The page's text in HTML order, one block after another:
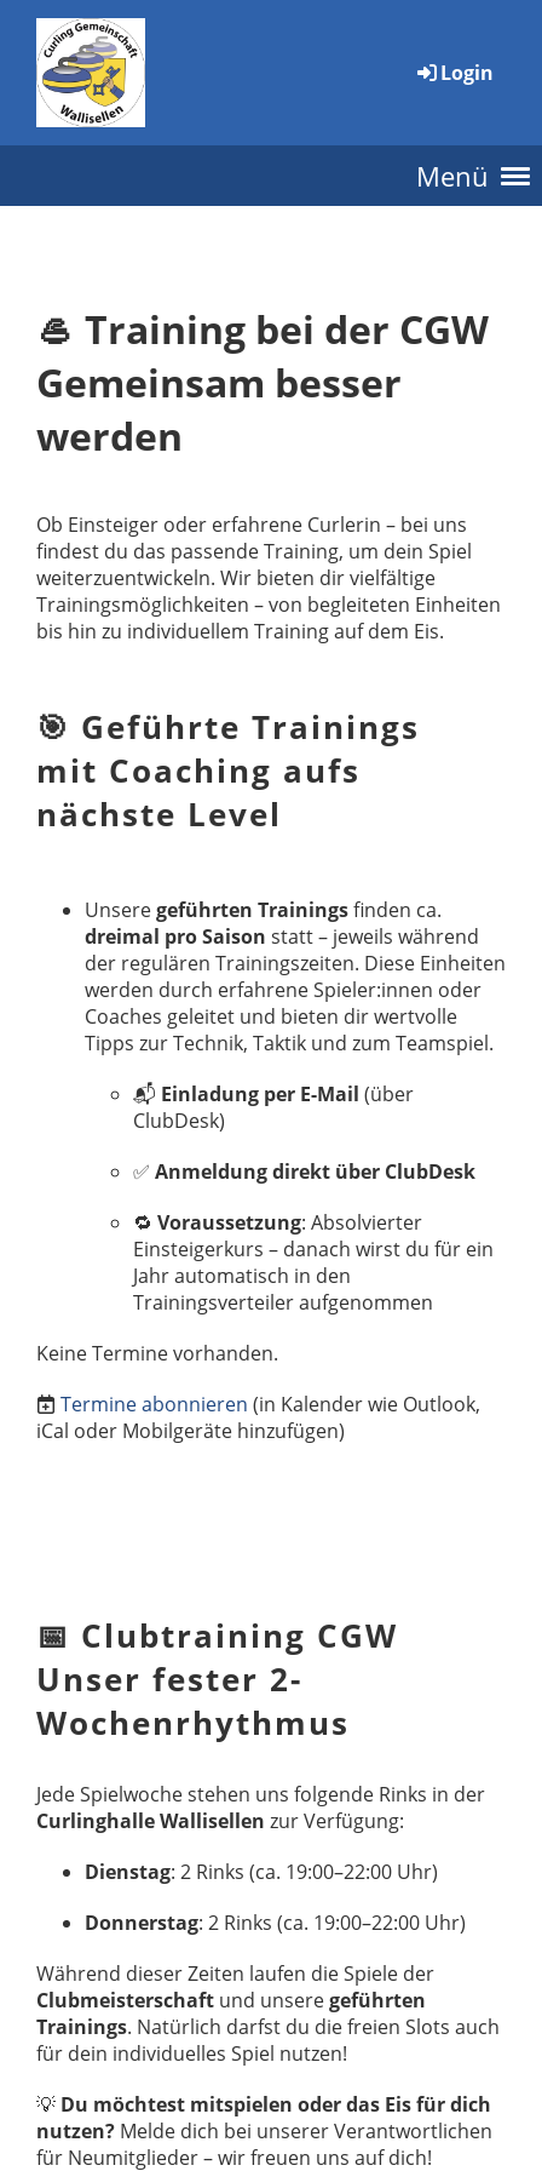
Login
Menü
🥌 Training bei der CGW
Gemeinsam besser
werden
Ob Einsteiger oder erfahrene Curlerin – bei uns
findest du das passende Training, um dein Spiel
weiterzuentwickeln. Wir bieten dir vielfältige
Trainingsmöglichkeiten – von begleiteten Einheiten
bis hin zu individuellem Training auf dem Eis.
🎯 Geführte Trainings
mit Coaching aufs
nächste Level
Unseregeführten Trainingsfinden ca.
dreimal pro Saison statt – jeweils während
der regulären Trainingszeiten. Diese Einheiten
werden durch erfahrene Spieler:innen oder
Coaches geleitet und bieten dir wertvolle
Tipps zur Technik, Taktik und zum Teamspiel.
📬 Einladung per E-Mail (über
ClubDesk)
✅ Anmeldung direkt über ClubDesk
🔁 Voraussetzung: Absolvierter
Einsteigerkurs – danach wirst du für ein
Jahr automatisch in den
Trainingsverteiler aufgenommen
Keine Termine vorhanden.
Termine abonnieren (in Kalender wie Outlook,
iCal oder Mobilgeräte hinzufügen)
📅 Clubtraining CGW
Unser fester 2-
Wochenrhythmus
Jede Spielwoche stehen uns folgende Rinks in der
Curlinghalle Wallisellen zur Verfügung:
Dienstag: 2 Rinks (ca. 19:00–22:00 Uhr)
Donnerstag: 2 Rinks (ca. 19:00–22:00 Uhr)
Während dieser Zeiten laufen die Spiele der
Clubmeisterschaft und unseregeführten
Trainings. Natürlich darfst du die freien Slots auch
für dein individuelles Spiel nutzen!
💡 Du möchtest mitspielen oder das Eis für dich
nutzen? Melde dich bei unserer Verantwortlichen
für Neumitglieder – wir freuen uns auf dich!